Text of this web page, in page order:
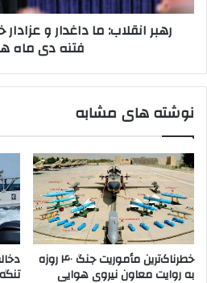
شده
رهبر انقلاب: ما داغدار و
فتنه دی ماه
نوشته های مشابه
خطرناک‌ترین مأموریت جنگ ۴۰ روزه
به روایت معاون نیروی هوایی